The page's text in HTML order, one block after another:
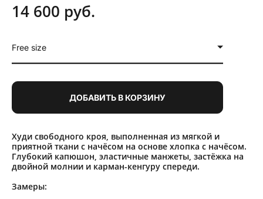
14 600 pуб.
Free size
ДОБАВИТЬ В КОРЗИНУ
Худи свободного кроя, выполненная из мягкой и
приятной ткани с начёсом на основе хлопка с начёсом.
Глубокий капюшон, эластичные манжеты, застёжка на
двойной молнии и карман-кенгуру спереди.
Замеры: